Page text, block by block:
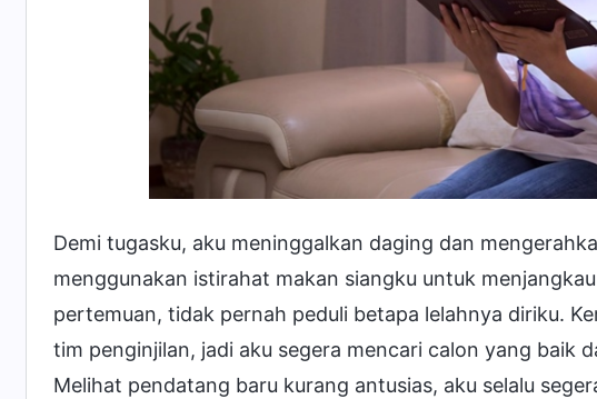
Demi tugasku, aku meninggalkan daging dan
menggunakan istirahat makan siangku untuk
pertemuan, tidak pernah peduli betapa lelahnya diriku.
tim penginjilan, jadi aku segera mencari calon yang baik
Melihat pendatang baru kurang antusias, aku selalu